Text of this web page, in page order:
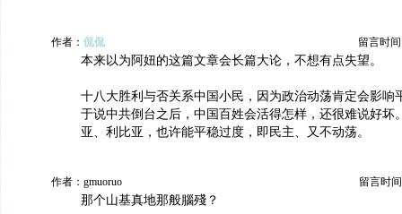
作者： 侃侃 留言时间
本来以为阿妞的这篇文章会长篇大论，不想有点失望。
十八大胜利与否关系中国小民，因为政治动荡肯定会影响
于说中共倒台之后，中国百姓会活得怎样，还很难说好坏
亚、利比亚，也许能平稳过度，即民主、又不动荡。
作者：gmuoruo 留言时
那个山基真地那般腦殘？